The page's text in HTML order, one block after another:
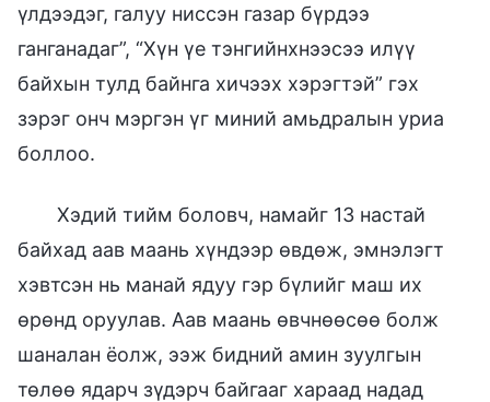
үлдээдэг, галуу ниссэн газар бүрдээ
ганганадаг”, “Хүн үе тэнгийнхнээсээ илүү
байхын тулд байнга хичээх хэрэгтэй” гэх
зэрэг онч мэргэн үг миний амьдралын уриа
боллоо.
Хэдий тийм боловч, намайг 13 настай
байхад аав маань хүндээр өвдөж, эмнэлэгт
хэвтсэн нь манай ядуу гэр бүлийг маш их
өрөнд оруулав. Аав маань өвчнөөсөө болж
шаналан ёолж, ээж бидний амин зуулгын
төлөө ядарч зүдэрч байгааг хараад надад